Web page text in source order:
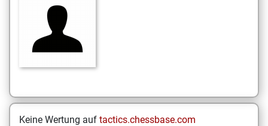
Keine Wertung auf tactics.chessbase.com